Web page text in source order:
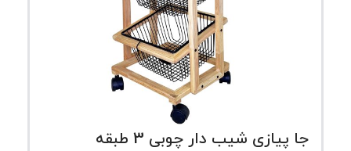
جا پیازی شیب دار چوبی 3 طبقه